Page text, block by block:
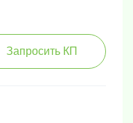
Запросить КП